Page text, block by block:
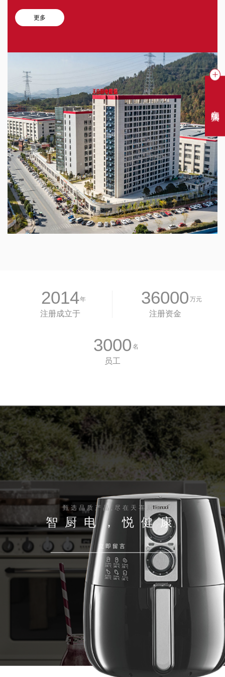
更多
2014年
注册成立于
36000 万元
注册资金
3000 名
员工
甄选品质产品,尽在天喜厨电
智厨电，悦健康
立即留言